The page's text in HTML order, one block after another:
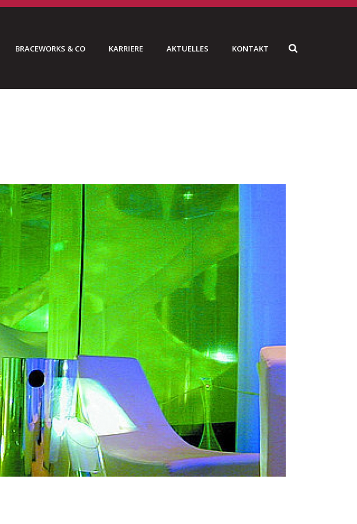
BRACEWORKS & CO KARRIERE AKTUELLES KONTAKT